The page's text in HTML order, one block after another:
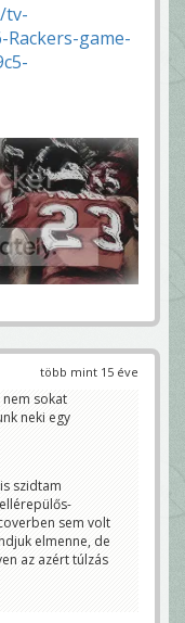
tv-
game-
több mint 15 éve
nem sokat
neki egy
szidtam
sem volt
elmenne, de
az azért túlzás